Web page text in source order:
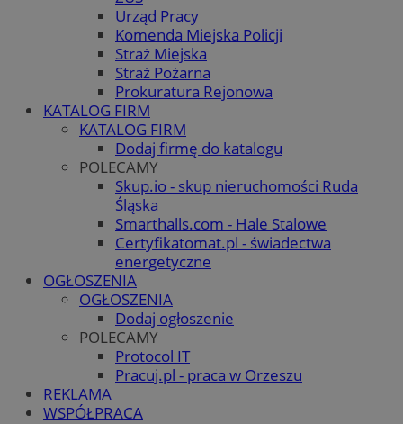
Urząd Pracy
Komenda Miejska Policji
Straż Miejska
Straż Pożarna
Prokuratura Rejonowa
KATALOG FIRM
KATALOG FIRM
Dodaj firmę do katalogu
POLECAMY
Skup.io - skup nieruchomości Ruda
Śląska
Smarthalls.com - Hale Stalowe
Certyfikatomat.pl - świadectwa
energetyczne
OGŁOSZENIA
OGŁOSZENIA
Dodaj ogłoszenie
POLECAMY
Protocol IT
Pracuj.pl - praca w Orzeszu
REKLAMA
WSPÓŁPRACA